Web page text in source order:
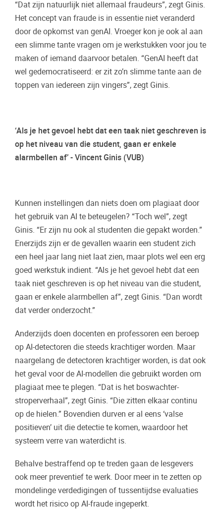
“Dat zijn natuurlijk niet allemaal fraudeurs”, zegt Ginis.
Het concept van fraude is in essentie niet veranderd
door de opkomst van genAI. Vroeger kon je ook al aan
een slimme tante vragen om je werkstukken voor jou te
maken of iemand daarvoor betalen. “GenAI heeft dat
wel gedemocratiseerd: er zit zo’n slimme tante aan de
toppen van iedereen zijn vingers”, zegt Ginis.
‘Als je het gevoel hebt dat een taak niet geschreven is
op het niveau van die student, gaan er enkele
alarmbellen af’ - Vincent Ginis (VUB)
Kunnen instellingen dan niets doen om plagiaat door
het gebruik van AI te beteugelen? “Toch wel”, zegt
Ginis. “Er zijn nu ook al studenten die gepakt worden.”
Enerzijds zijn er de gevallen waarin een student zich
een heel jaar lang niet laat zien, maar plots wel een erg
goed werkstuk indient. “Als je het gevoel hebt dat een
taak niet geschreven is op het niveau van die student,
gaan er enkele alarmbellen af”, zegt Ginis. “Dan wordt
dat verder onderzocht.”
Anderzijds doen docenten en professoren een beroep
op AI-detectoren die steeds krachtiger worden. Maar
naargelang de detectoren krachtiger worden, is dat ook
het geval voor de AI-modellen die gebruikt worden om
plagiaat mee te plegen. “Dat is het boswachter-
stroperverhaal”, zegt Ginis. “Die zitten elkaar continu
op de hielen.” Bovendien durven er al eens ‘valse
positieven’ uit die detectie te komen, waardoor het
systeem verre van waterdicht is.
Behalve bestraffend op te treden gaan de lesgevers
ook meer preventief te werk. Door meer in te zetten op
mondelinge verdedigingen of tussentijdse evaluaties
wordt het risico op AI-fraude ingeperkt.